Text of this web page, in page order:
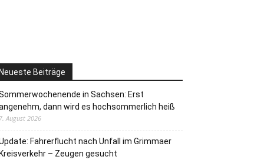
Beiträge
in Sachsen: Erst
dann wird es hochsommerlich heiß
August 2026
Fahrerflucht nach Unfall im Grimmaer
– Zeugen gesucht